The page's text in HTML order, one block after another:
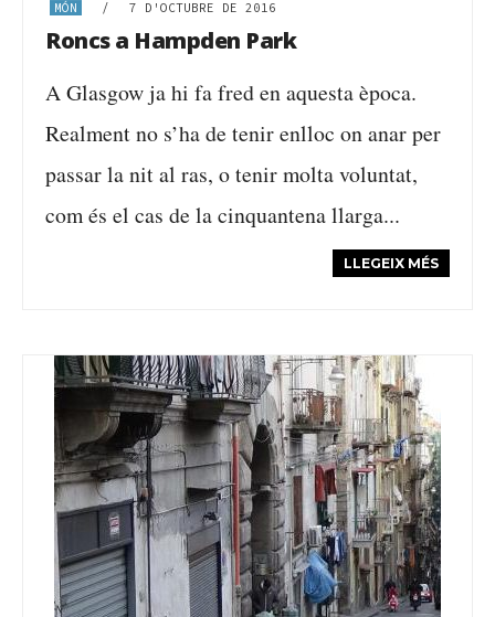
MÓN / 7 D'OCTUBRE DE 2016
Roncs a Hampden Park
A Glasgow ja hi fa fred en aquesta època.
Realment no s’ha de tenir enlloc on anar per
passar la nit al ras, o tenir molta voluntat,
com és el cas de la cinquantena llarga...
LLEGEIX MÉS